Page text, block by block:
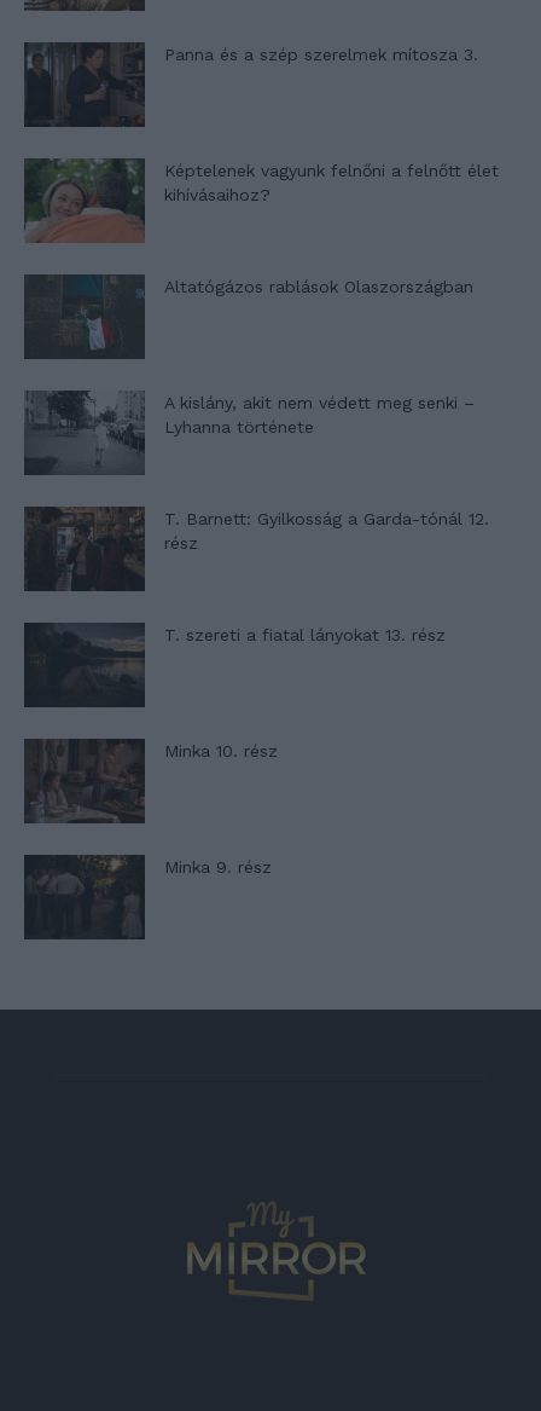
Panna és a szép szerelmek mítosza 3.
Képtelenek vagyunk felnőni a felnőtt élet
kihívásaihoz?
Altatógázos rablások Olaszországban
A kislány, akit nem védett meg senki –
Lyhanna története
T. Barnett: Gyilkosság a Garda-tónál 12.
rész
T. szereti a fiatal lányokat 13. rész
Minka 10. rész
Minka 9. rész